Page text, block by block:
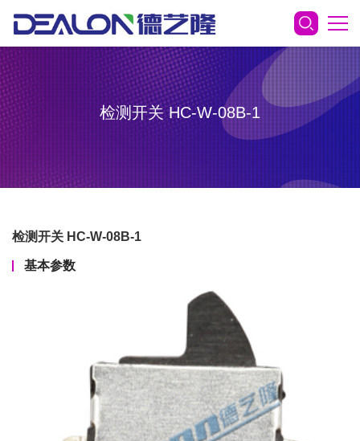
检测开关 HC-W-08B-1
检测开关 HC-W-08B-1
基本参数